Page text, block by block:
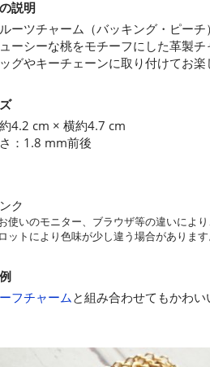
説明
ーツチャーム（バッキング・ピーチ）
ーシーな桃をモチーフにした革製チ
グやキーチェーンに取り付けてお楽
4.2 cm × 横約4.7 cm
：1.8 mm前後
ク
使いのモニター、ブラウザ等の違いによ
ットにより色味が少し違う場合があります
フチャームと組み合わせてもかわい